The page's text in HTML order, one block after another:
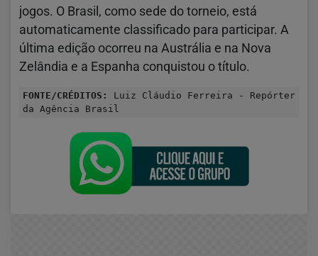
jogos. O Brasil, como sede do torneio, está
automaticamente classificado para participar. A
última edição ocorreu na Austrália e na Nova
Zelândia e a Espanha conquistou o título.
FONTE/CRÉDITOS:
Luiz Cláudio Ferreira - Repórter
da Agência Brasil